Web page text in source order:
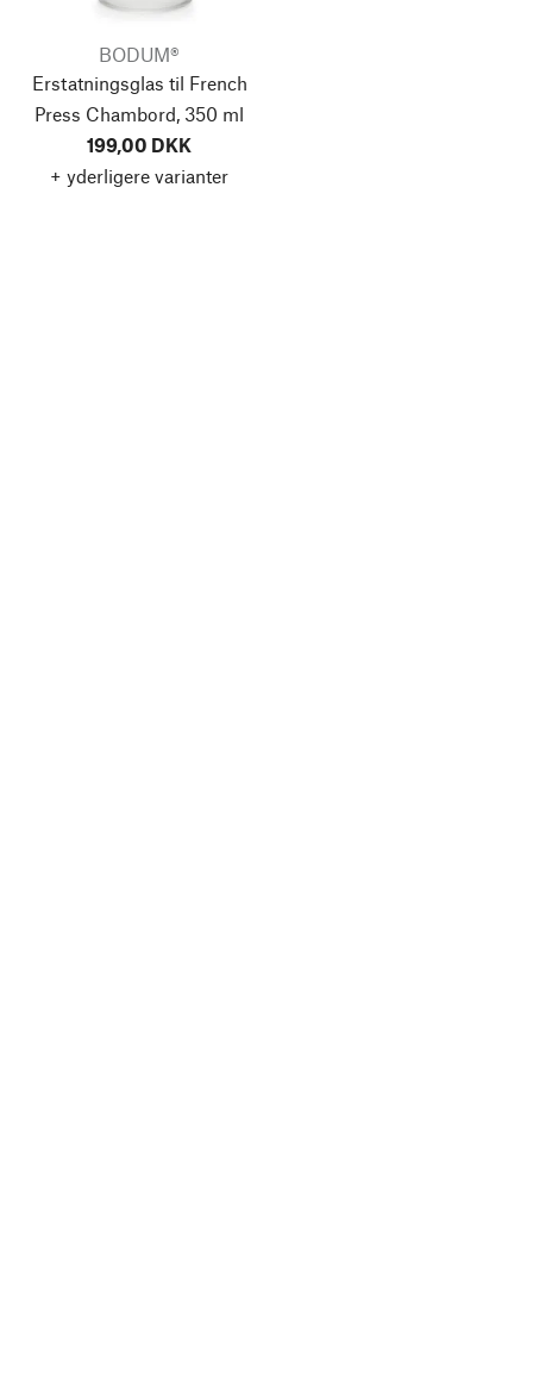
BODUM®
Erstatningsglas til French
Press Chambord, 350 ml
199,00 DKK
+ yderligere varianter